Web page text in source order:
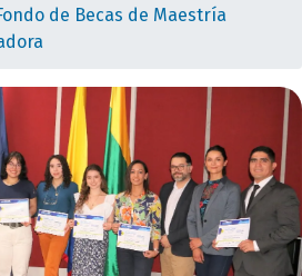
de Becas de Maestría